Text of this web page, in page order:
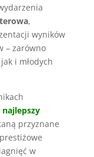
,
wyników
– zarówno
i młodych
najlepszy
przyznane
w